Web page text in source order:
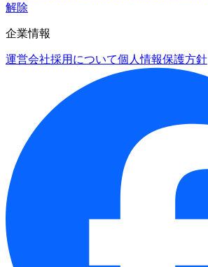
解除
企業情報
運営会社採用について個人情報保護方針